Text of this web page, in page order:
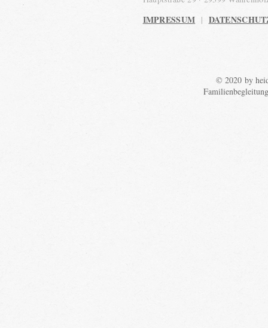
IMPRESSUM |
© 2020 by